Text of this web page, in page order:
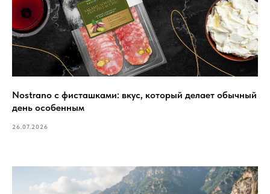
Nostrano с фисташками: вкус, который делает обычный
день особенным
26.07.2026